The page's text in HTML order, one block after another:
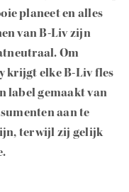
planeet en alles
van B-Liv zijn
Om
krijgt elke B-Liv fles
label gemaakt van
aan te
terwijl zij gelijk